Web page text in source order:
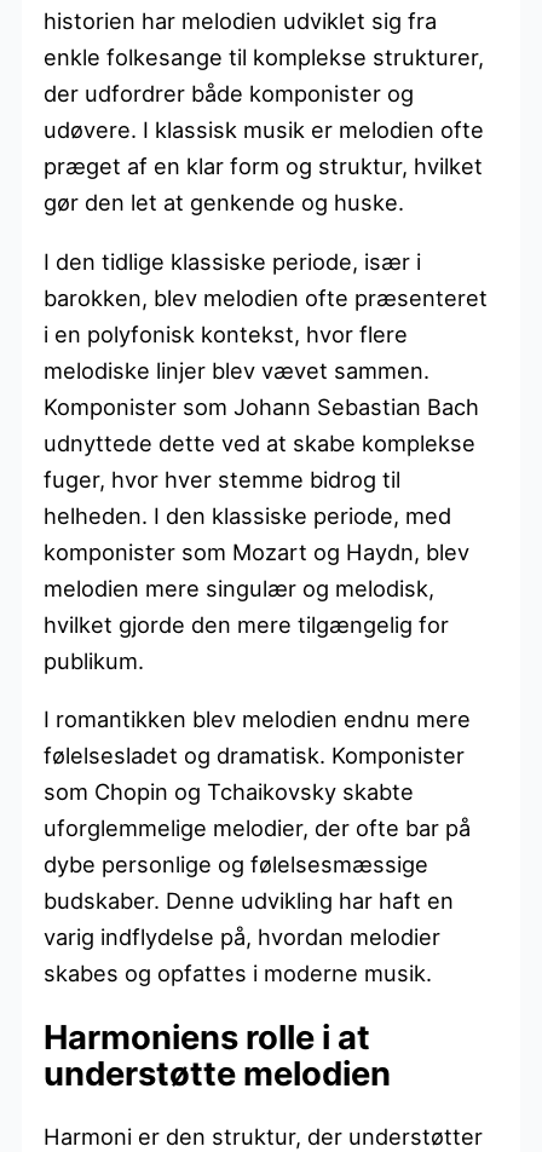
historien har melodien udviklet sig fra
enkle folkesange til komplekse strukturer,
der udfordrer både komponister og
udøvere. I klassisk musik er melodien ofte
præget af en klar form og struktur, hvilket
gør den let at genkende og huske.
I den tidlige klassiske periode, især i
barokken, blev melodien ofte præsenteret
i en polyfonisk kontekst, hvor flere
melodiske linjer blev vævet sammen.
Komponister som Johann Sebastian Bach
udnyttede dette ved at skabe komplekse
fuger, hvor hver stemme bidrog til
helheden. I den klassiske periode, med
komponister som Mozart og Haydn, blev
melodien mere singulær og melodisk,
hvilket gjorde den mere tilgængelig for
publikum.
I romantikken blev melodien endnu mere
følelsesladet og dramatisk. Komponister
som Chopin og Tchaikovsky skabte
uforglemmelige melodier, der ofte bar på
dybe personlige og følelsesmæssige
budskaber. Denne udvikling har haft en
varig indflydelse på, hvordan melodier
skabes og opfattes i moderne musik.
Harmoniens rolle i at
understøtte melodien
Harmoni er den struktur, der understøtter